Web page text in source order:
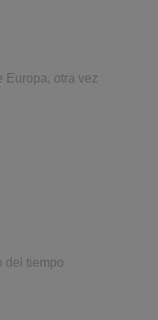
Europa, otra vez
del tiempo